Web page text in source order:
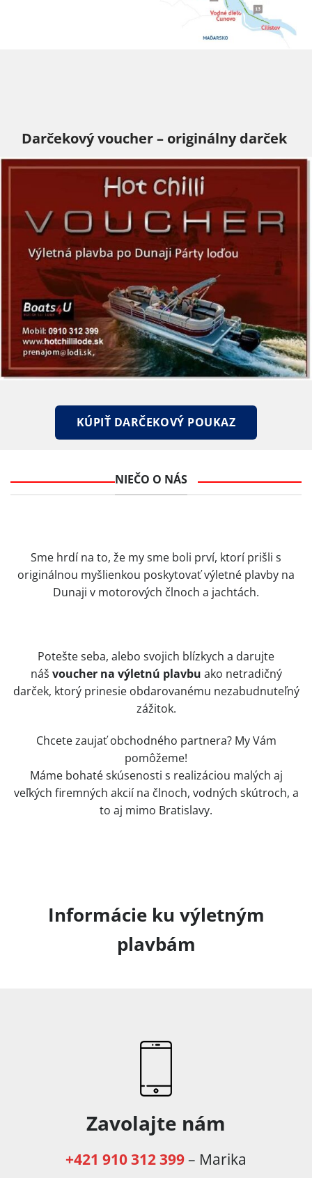
Darčekový voucher – originálny darček
KÚPIŤ DARČEKOVÝ POUKAZ
NIEČO O NÁS
Sme hrdí na to, že my sme boli prví, ktorí prišli s
originálnou myšlienkou poskytovať výletné plavby na
Dunaji v motorových člnoch a jachtách.
Potešte seba, alebo svojich blízkych a darujte
náš voucher na výletnú plavbu ako netradičný
darček, ktorý prinesie obdarovanému nezabudnuteľný
zážitok.
Chcete zaujať obchodného partnera? My Vám
pomôžeme!
Máme bohaté skúsenosti s realizáciou malých aj
veľkých firemných akcií na člnoch, vodných skútroch, a
to aj mimo Bratislavy.
Informácie ku výletným
plavbám
Zavolajte nám
+421 910 312 399– Marika